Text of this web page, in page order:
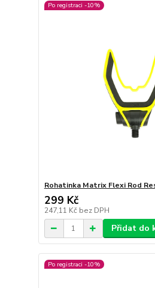
Po registraci -10%
Rohatinka Matrix Flexi Rod
299 Kč
247,11 Kč bez DPH
Přidat do
Po registraci -10%